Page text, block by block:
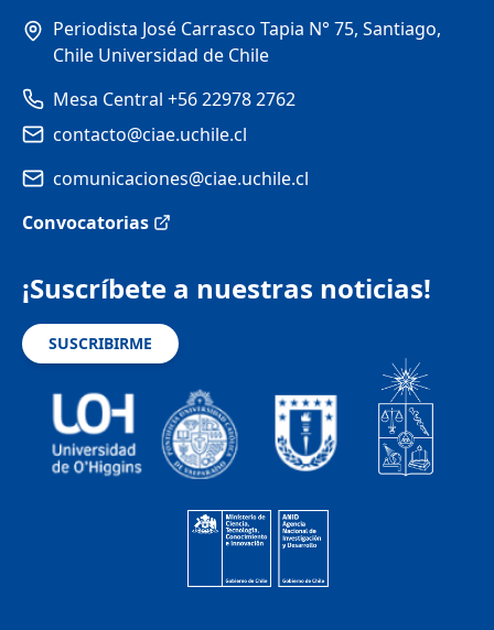
Periodista José Carrasco Tapia N° 75, Santiago,
Chile Universidad de Chile
Mesa Central +56 22978 2762
contacto@ciae.uchile.cl
comunicaciones@ciae.uchile.cl
Convocatorias
¡Suscríbete a nuestras noticias!
SUSCRIBIRME